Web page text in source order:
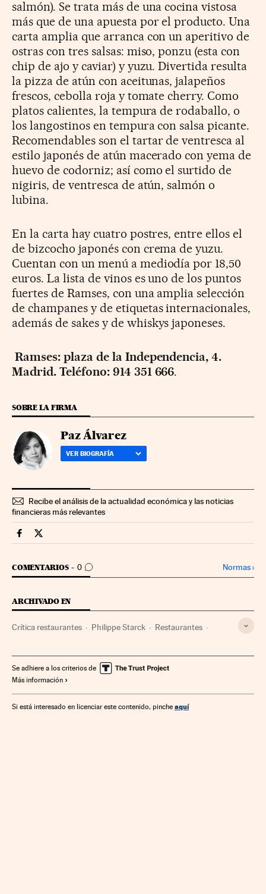
salmón). Se trata más de una cocina vistosa
más que de una apuesta por el producto. Una
carta amplia que arranca con un aperitivo de
ostras con tres salsas: miso, ponzu (esta con
chip de ajo y caviar) y yuzu. Divertida resulta
la pizza de atún con aceitunas, jalapeños
frescos, cebolla roja y tomate cherry. Como
platos calientes, la tempura de rodaballo, o
los langostinos en tempura con salsa picante.
Recomendables son el tartar de ventresca al
estilo japonés de atún macerado con yema de
huevo de codorniz; así como el surtido de
nigiris, de ventresca de atún, salmón o
lubina.
En la carta hay cuatro postres, entre ellos el
de bizcocho japonés con crema de yuzu.
Cuentan con un menú a mediodía por 18,50
euros. La lista de vinos es uno de los puntos
fuertes de Ramses, con una amplia selección
de champanes y de etiquetas internacionales,
además de sakes y de whiskys japoneses.
Ramses: plaza de la Independencia, 4.
Madrid. Teléfono: 914 351 666.
SOBRE LA FIRMA
Paz Álvarez
VER BIOGRAFÍA
Recibe el análisis de la actualidad económica y las noticias
financieras más relevantes
Fortunas Cinco Días en Facebook
Fortunas Cinco Días en Twitter
COMENTARIOS 0
IR A LOS COMENTARIOS Normas›
ARCHIVADO EN
Crítica restaurantes Philippe Starck Restaurantes
Comunidad de Madrid Gastronomía Turismo
Se adhiere a los criterios de
Más información
Si está interesado en licenciar este contenido, pinche aquí